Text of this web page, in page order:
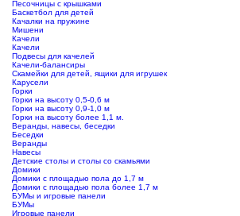
Песочницы с крышками
Баскетбол для детей
Качалки на пружине
Мишени
Качели
Качели
Подвесы для качелей
Качели-балансиры
Скамейки для детей, ящики для игрушек
Карусели
Горки
Горки на высоту 0,5-0,6 м
Горки на высоту 0,9-1,0 м
Горки на высоту более 1,1 м.
Веранды, навесы, беседки
Беседки
Веранды
Навесы
Детские столы и столы со скамьями
Домики
Домики с площадью пола до 1,7 м
Домики с площадью пола более 1,7 м
БУМы и игровые панели
БУМы
Игровые панели